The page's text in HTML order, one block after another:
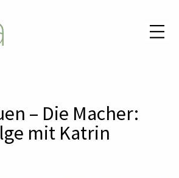
– Die Macher:
mit Katrin